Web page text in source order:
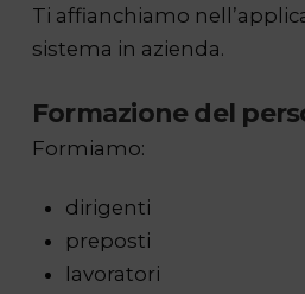
Ti affianchiamo
sistema in azienda.
Formazione del
Formiamo:
dirigenti
preposti
lavoratori